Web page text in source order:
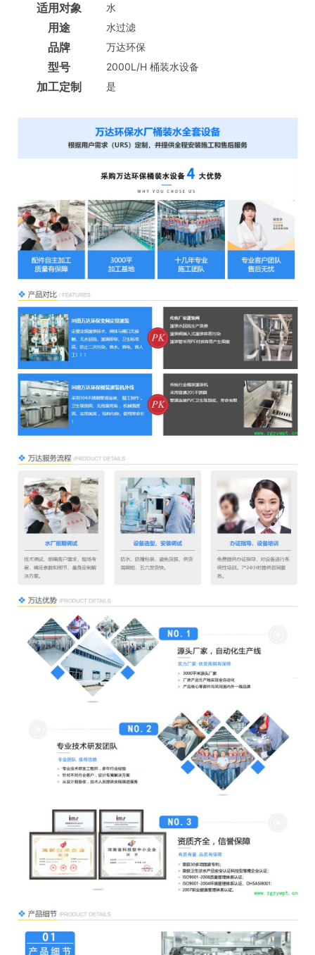
适用对象 水
用途 水过滤
品牌 万达环保
型号 2000L/H 桶装水设备
加工定制 是